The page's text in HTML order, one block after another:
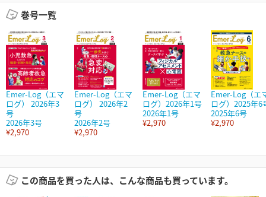
巻号一覧
Emer-Log（エマ
ログ） 2026年3
号
2026年3号
¥2,970
Emer-Log（エマ
ログ） 2026年2
号
2026年2号
¥2,970
Emer-Log（エマ
ログ）2026年1号
2026年1号
¥2,970
Emer-Log（エ
ログ）2025年6
2025年6号
¥2,970
この商品を買った人は、こんな商品も買っています。